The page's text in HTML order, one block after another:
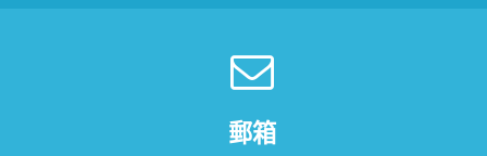
郵箱